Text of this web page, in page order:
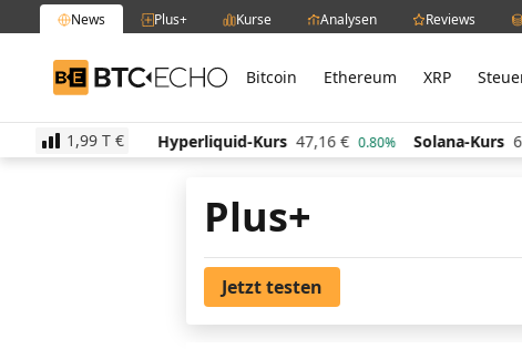
News Plus+ Kurse Analysen Reviews
BTC-ECHO Bitcoin Ethereum XRP
1,99 T €
520,22 € 1.40% Hyperliquid-Kurs 47,16 € 0.80% Solana-Kurs
Plus+
Jetzt testen